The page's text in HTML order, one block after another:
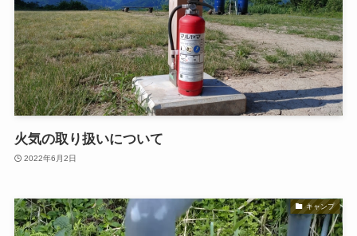
火気の取り扱いについて
2022年6月2日
キャンプ